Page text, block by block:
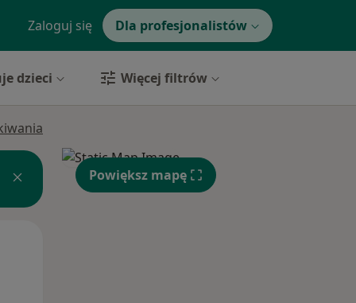
Zaloguj się Dla profesjonalistów
dzieci Więcej filtrów
Powiększ mapę